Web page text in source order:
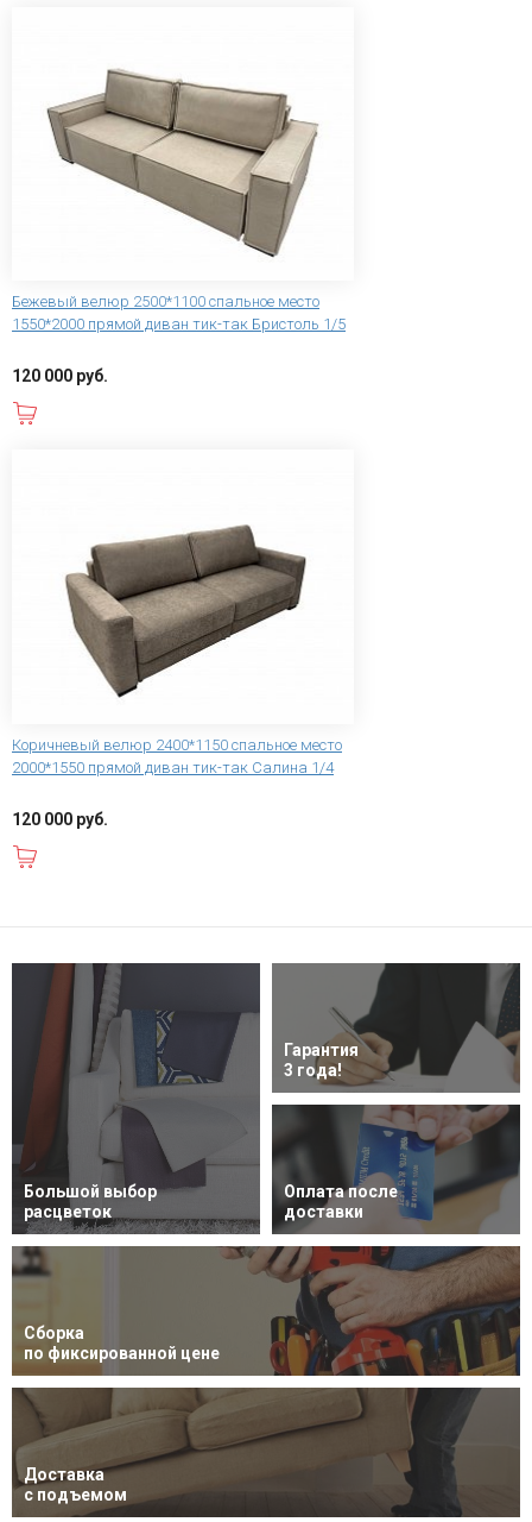
Бежевый велюр 2500*1100 спальное место
1550*2000 прямой диван тик-так Бристоль 1/5
120 000 руб.
Коричневый велюр 2400*1150 спальное место
2000*1550 прямой диван тик-так Салина 1/4
120 000 руб.
Большой выбор
расцветок
Гарантия
3 года!
Оплата после
доставки
Сборка
по фиксированной цене
Доставка
с подъемом